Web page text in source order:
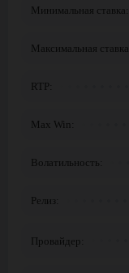
Минимальная ставка:
Максимальная ставка:
RTP:
Max Win:
Волатильность:
Релиз:
Провайдер: